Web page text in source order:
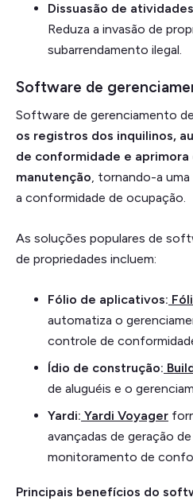
Dissuasão de
Reduza a invasão de
subarrendamento ilegal.
Software de
Software de gerenciamento
os registros dos inquilinos,
de conformidade e
manutenção, tornando-a
a conformidade de ocupação.
As soluções populares de
de propriedades incluem:
Fólio de aplicativos:
automatiza o
controle de
Ídio de construção:
de aluguéis e o
Yardi: Yardi Voyager
avançadas de geração
monitoramento de
Principais benefícios do